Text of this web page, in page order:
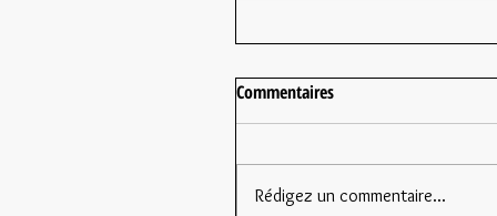
Commentaires
Rédigez un commentaire...